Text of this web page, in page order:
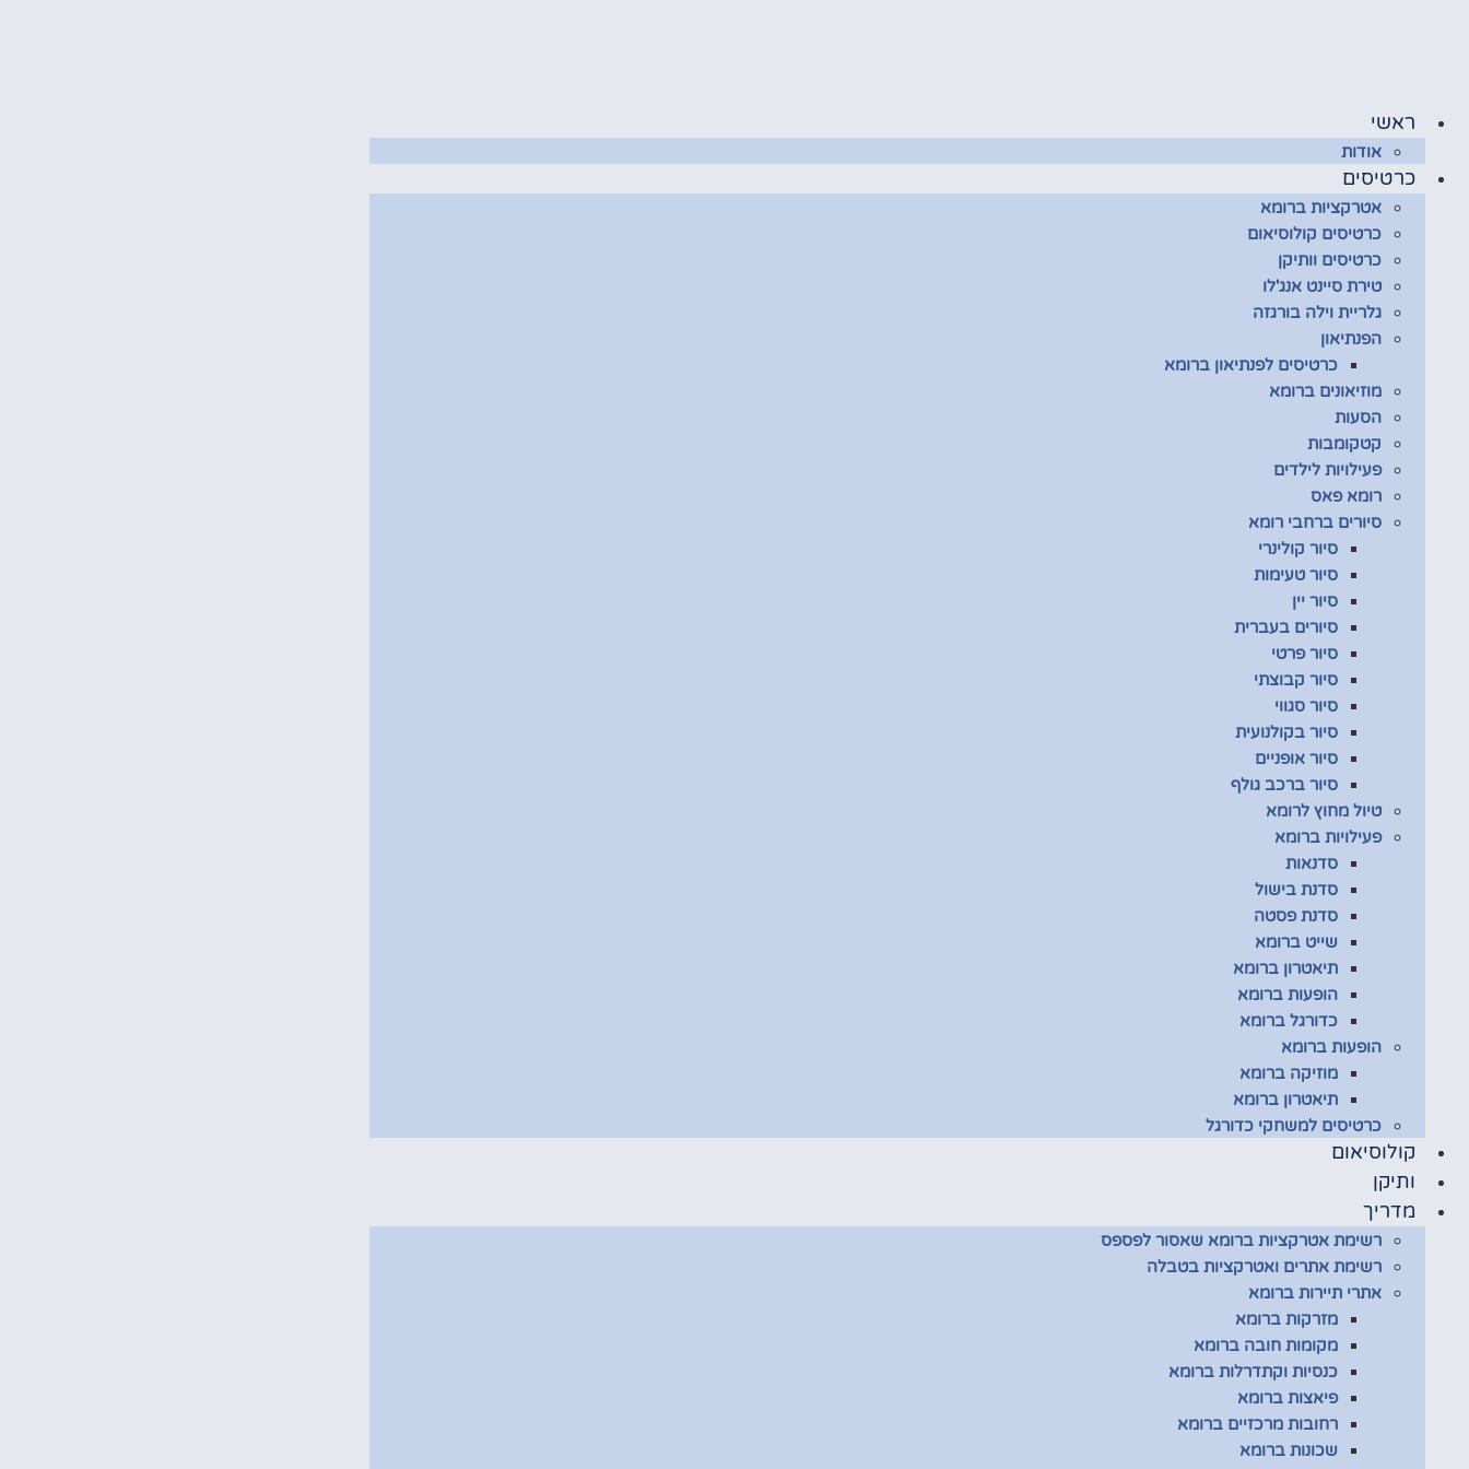
ראשי
אודות
כרטיסים
אטרקציות ברומא
כרטיסים קולוסיאום
כרטיסים וותיקן
טירת סיינט אנג'לו
גלריית וילה בורגזה
הפנתיאון
כרטיסים לפנתיאון ברומא
מוזיאונים ברומא
הסעות
קטקומבות
פעילויות לילדים
רומא פאס
סיורים ברחבי רומא
סיור קולינרי
סיור טעימות
סיור יין
סיורים בעברית
סיור פרטי
סיור קבוצתי
סיור סגווי
סיור בקולנועית
סיור אופניים
סיור ברכב גולף
טיול מחוץ לרומא
פעילויות ברומא
סדנאות
סדנת בישול
סדנת פסטה
שייט ברומא
תיאטרון ברומא
הופעות ברומא
כדורגל ברומא
הופעות ברומא
מוזיקה ברומא
תיאטרון ברומא
כרטיסים למשחקי כדורגל
קולוסיאום
ותיקן
מדריך
רשימת אטרקציות ברומא שאסור לפספס
רשימת אתרים ואטרקציות בטבלה
אתרי תיירות ברומא
מזרקות ברומא
מקומות חובה ברומא
כנסיות וקתדרלות ברומא
פיאצות ברומא
רחובות מרכזיים ברומא
שכונות ברומא